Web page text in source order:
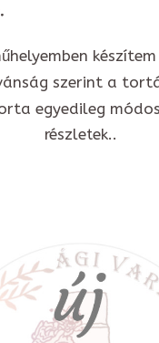
szerint a
egyedileg
részletek..